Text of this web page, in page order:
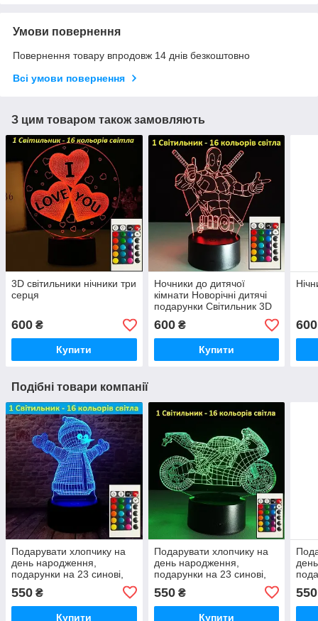
Умови повернення
Повернення товару впродовж 14 днів безкоштовно
Всі умови повернення
З цим товаром також замовляють
3D світильники нічники три
серця
600 ₴
Купити
Ночники до дитячої
кімнати Новорічні дитячі
подарунки Світильник 3D
Дедпул
600₴
Купити
600
Подібні товари компанії
Подарувати хлопчику на
день народження,
подарунки на 23 синові,
подарунки на 23 лютого
чоловікові та синові
550 ₴
Купити
Подарувати хлопчику на
день народження,
подарунки на 23 синові,
подарунки на 23 лютого
чоловікові та синові
550₴
Купити
550